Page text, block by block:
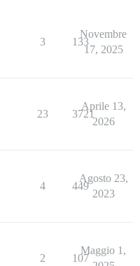
3 133
Novembre
17, 2025
23 3721
Aprile 13,
2026
4 449
Agosto 23,
2023
2 107
Maggio 1,